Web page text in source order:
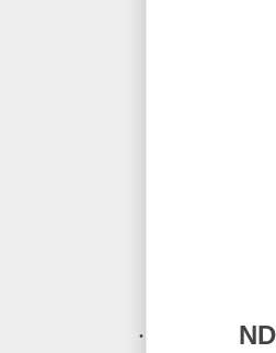
·